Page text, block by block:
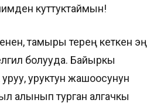
куттуктаймын!
тамыры терең кеткен эң
болууда. Байыркы
уруктун жашоосунун
алынып турган алгачкы